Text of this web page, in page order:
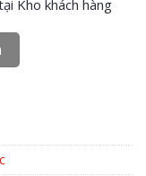
Kho khách hàng